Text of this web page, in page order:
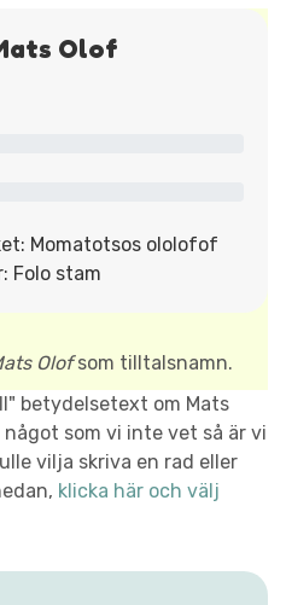
Olof
Momatotsos ololofof
Folo stam
Olofsom tilltalsnamn.
betydelsetext om Mats
som vi inte vet så är vi
vilja skriva en rad eller
klicka här och välj